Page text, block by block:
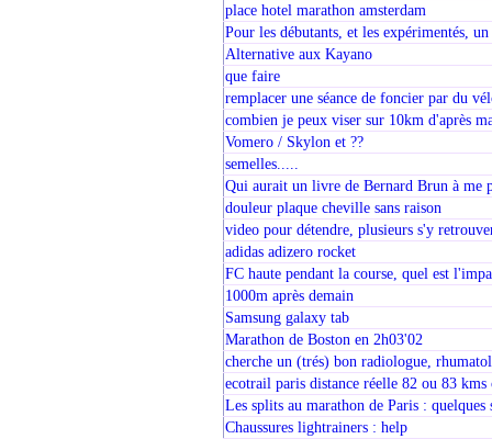
place hotel marathon amsterdam
Pour les débutants, et les expérimentés,
Alternative aux Kayano
que faire
remplacer une séance de foncier par du
combien je peux viser sur 10km d'après
Vomero / Skylon et ??
semelles.....
Qui aurait un livre de Bernard Brun à me
douleur plaque cheville sans raison
video pour détendre, plusieurs s'y
adidas adizero rocket
FC haute pendant la course, quel est
1000m après demain
Samsung galaxy tab
Marathon de Boston en 2h03'02
cherche un (trés) bon radiologue,
ecotrail paris distance réelle 82 ou 83 kms
Les splits au marathon de Paris : quelques
Chaussures lightrainers : help